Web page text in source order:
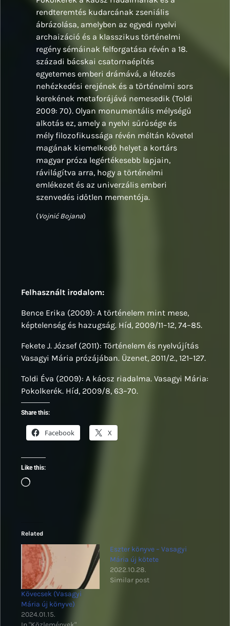
rendteremtés kudarcának zseniális
ábrázolása, amelyben az egyedi nyelvi
archaizáció és a klasszikus történelmi
regény sémáinak felforgatása révén a 18.
századi bácskai csatornaépítés
egyetemes emberi drámává, a létezés
nehézkedési erejének és a történelmi sors
kerekének metaforájává nemesedik (Toldi
2009: 70). Olyan monumentális mélységű
alkotás ez, amely a nyelvi sűrűsége és
mély filozofikussága révén méltán követel
magának kiemelkedő helyet a kortárs
magyar próza legértékesebb lapjain,
rávilágítva arra, hogy a történelmi
emlékezet és az univerzális emberi
szenvedés időtlen mementója.
(Vojnić Bojana)
Felhasznált irodalom:
Bence Erika (2009): A történelem mint mese,
képtelenség és hazugság. Híd, 2009/11–12, 74–85.
Fekete J. József (2011): Történelem és nyelvújítás
Vasagyi Mária prózájában. Üzenet, 2011/2., 121–127.
Toldi Éva (2009): A káosz riadalma. Vasagyi Mária:
Pokolkerék. Híd, 2009/8, 63–70.
Share this:
Facebook X
Like this:
Loading…
Related
Kövecsek (Vasagyi
Mária új könyve)
2024.01.15.
Eszter könyve – Vasagyi
Mária új kötete
2022.10.28.
Similar post